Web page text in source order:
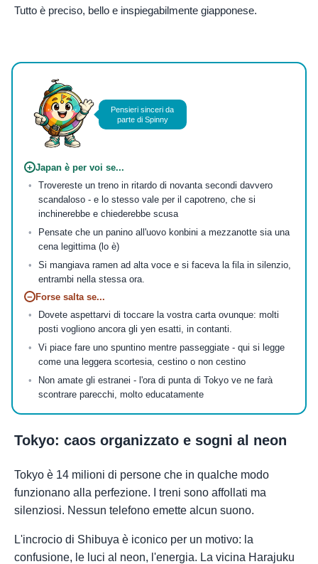
Tutto è preciso, bello e inspiegabilmente giapponese.
Pensieri sinceri da
parte di Spinny
+ Japan è per voi se...
Trovereste un treno in ritardo di novanta secondi davvero
scandaloso - e lo stesso vale per il capotreno, che si
inchinerebbe e chiederebbe scusa
Pensate che un panino all'uovo konbini a mezzanotte sia una
cena legittima (lo è)
Si mangiava ramen ad alta voce e si faceva la fila in silenzio,
entrambi nella stessa ora.
− Forse salta se...
Dovete aspettarvi di toccare la vostra carta ovunque: molti
posti vogliono ancora gli yen esatti, in contanti.
Vi piace fare uno spuntino mentre passeggiate - qui si legge
come una leggera scortesia, cestino o non cestino
Non amate gli estranei - l'ora di punta di Tokyo ve ne farà
scontrare parecchi, molto educatamente
Tokyo: caos organizzato e sogni al neon
Tokyo è 14 milioni di persone che in qualche modo
funzionano alla perfezione. I treni sono affollati ma
silenziosi. Nessun telefono emette alcun suono.
L'incrocio di Shibuya è iconico per un motivo: la
confusione, le luci al neon, l'energia. La vicina Harajuku